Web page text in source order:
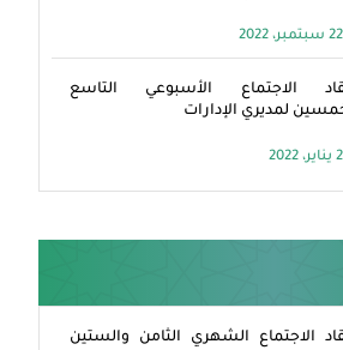
22 سبتمبر، 2022
الاجتماع الأسبوعي التاسع
لمديري الإدارات
2 يناير، 2022
الاجتماع الشهري الثامن والستين